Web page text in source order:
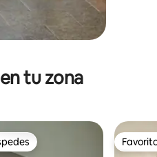
tu zona